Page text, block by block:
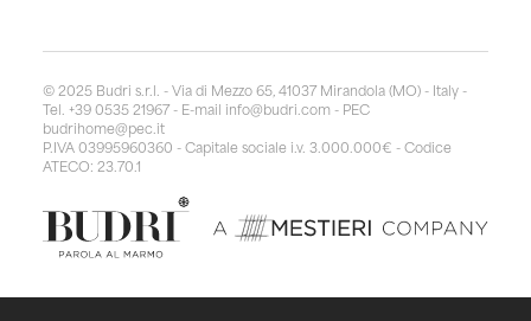
© 2025 Budri s.r.l. - Via di Mezzo 65, 41037 Mirandola (MO) - Italy -
Tel. +39 0535 21967 - E-mail info@budri.com - PEC
budrihome@pec.it
P.IVA 03995960360 - Capitale sociale i.v. 3.000.000€ - Codice
ATECO: 23.70.1